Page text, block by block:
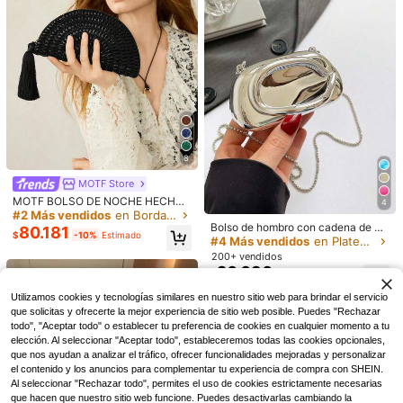
Bolso de fiesta pequeño y elegante
decorado con chispas, brillos, pedre
ría y flecos, ideal como bolso de no
via para bodas, bailes de graduació
n y eventos formales. Un regalo per
fecto para mujeres que combina co
n vestidos de fiesta, de boda, vestid
os formales y de cumpleaños
$85.790
Clientes habituales
#BolsosParaBoda
Bolso de mano tipo clutch con mini
diamantes con forma de corazón bri
llante, bolso cruzado adecuado par
a eventos, fiestas, bodas, bolso de
hombro de moda, regalo de cumple
años/Día de San Valentín
29.890
8
MOTF Store
MOTF BOLSO DE NOCHE HECHO
A MANO CON CUENTAS, EMBRAG
UE CON BORLAS NEGRAS, ELEGA
NTE BOLSO CRUZADO DE HOMBR
#2 Más vendidos en Bordado Bolsos De Noche Para Mujer
$80.181 -10% Estimado
4
Bolso de hombro con cadena de un
icolor versátil y de moda, bolso de
mano pequeño asimétrico minimali
sta casual, bolso de noche para mu
#4 Más vendidos en Plateado Bolsos De Noche Para Mujer
200+ vendidos
20.090
Utilizamos cookies y tecnologías similares en nuestro sitio web para brindar el servicio
que solicitas y ofrecerte la mejor experiencia de sitio web posible. Puedes "Rechazar
todo", "Aceptar todo" o establecer tu preferencia de cookies en cualquier momento a tu
elección. Al seleccionar "Aceptar todo", estableceremos todas las cookies opcionales,
que nos ayudan a analizar el tráfico, ofrecer funcionalidades mejoradas y personalizar
el contenido y los anuncios para complementar tu experiencia de compra con SHEIN.
Al seleccionar "Rechazar todo", permites el uso de cookies estrictamente necesarias
que hacen que nuestro sitio web funcione. Puedes desactivarlas cambiando la